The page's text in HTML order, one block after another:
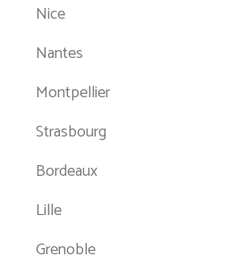
Nice
Nantes
Montpellier
Strasbourg
Bordeaux
Lille
Grenoble